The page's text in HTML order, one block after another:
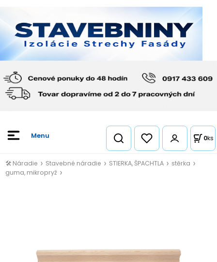
0ks
🛠️ Náradie Stavebné náradie STIERKA, ŠPACHTLA
stěrka
guma, mikropryž